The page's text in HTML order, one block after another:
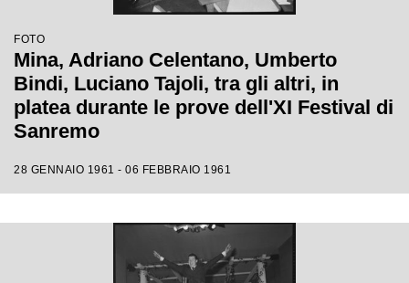
FOTO
Mina, Adriano Celentano, Umberto
Bindi, Luciano Tajoli, tra gli altri, in
platea durante le prove dell'XI Festival di
Sanremo
28 GENNAIO 1961 - 06 FEBBRAIO 1961